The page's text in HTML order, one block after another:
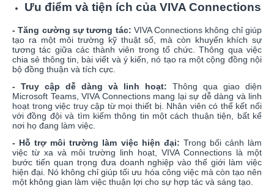
Ưu điểm và tiện ích của VIVA Connections
- Tăng cường sự tương tác: VIVA Connections không chỉ giúp
tạo ra một môi trường kỹ thuật số, mà còn khuyến khích sự
tương tác giữa các thành viên trong tổ chức. Thông qua việc
chia sẻ thông tin, bài viết và ý kiến, nó tạo ra một cộng đồng nội
bộ đồng thuận và tích cực.
- Truy cập dễ dàng và linh hoạt: Thông qua giao diện
Microsoft Teams, VIVA Connections mang lại sự dễ dàng và linh
hoạt trong việc truy cập từ mọi thiết bị. Nhân viên có thể kết nối
với đồng đội và tìm kiếm thông tin một cách thuận tiện, bất kể
nơi họ đang làm việc.
- Hỗ trợ môi trường làm việc hiện đại: Trong bối cảnh làm
việc từ xa và môi trường linh hoạt, VIVA Connections là một
bước tiến quan trọng đưa doanh nghiệp vào thế giới làm việc
hiện đại. Nó không chỉ giúp tối ưu hóa công việc mà còn tạo nên
một không gian làm việc thuận lợi cho sự hợp tác và sáng tạo.